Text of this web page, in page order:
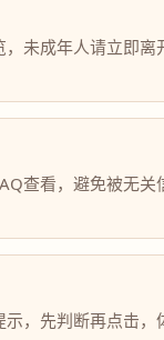
未成年人请立即离
查看，避免被无关
，先判断再点击，